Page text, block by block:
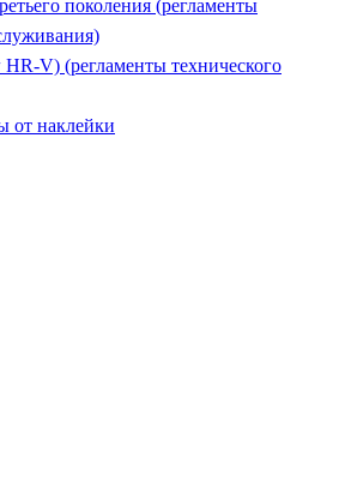
поколения (регламенты
V) (регламенты технического
от наклейки